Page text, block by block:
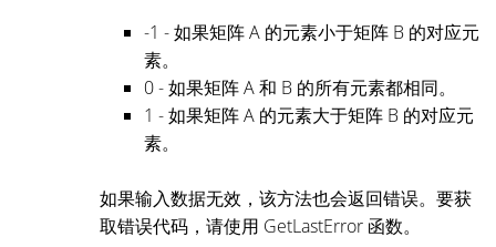
-1 - 如果矩阵 A 的元素小于矩阵 B 的对应元
素。
0 - 如果矩阵 A 和 B 的所有元素都相同。
1 - 如果矩阵 A 的元素大于矩阵 B 的对应元
素。
如果输入数据无效，该方法也会返回错误。要获
取错误代码，请使用 GetLastError 函数。